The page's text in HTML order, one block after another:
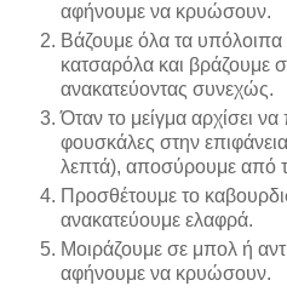
αφήνουμε να κρυώσουν.
Βάζουμε όλα τα υπόλοιπα
κατσαρόλα και βράζουμε
ανακατεύοντας συνεχώς.
Όταν το μείγμα αρχίσει να
φουσκάλες στην
λεπτά), αποσύρουμε από
Προσθέτουμε το
ανακατεύουμε ελαφρά.
Μοιράζουμε σε μπολ ή
αφήνουμε να κρυώσουν.